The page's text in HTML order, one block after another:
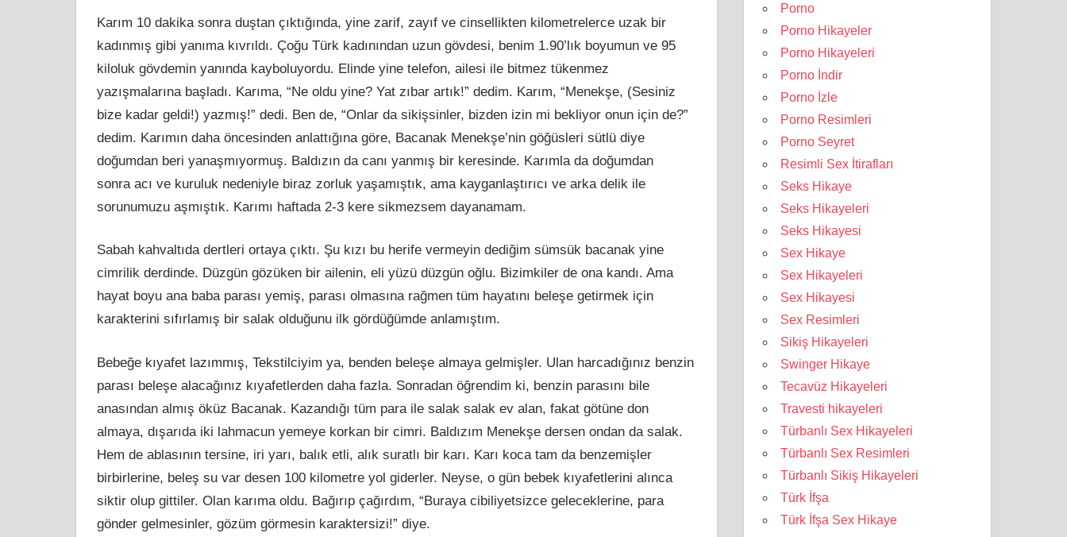
Karım 10 dakika sonra duştan çıktığında, yine zarif, zayıf ve cinsellikten kilometrelerce uzak bir
kadınmış gibi yanıma kıvrıldı. Çoğu Türk kadınından uzun gövdesi, benim 1.90’lık boyumun ve 95
kiloluk gövdemin yanında kayboluyordu. Elinde yine telefon, ailesi ile bitmez tükenmez
yazışmalarına başladı. Karıma, “Ne oldu yine? Yat zıbar artık!” dedim. Karım, “Menekşe, (Sesiniz
bize kadar geldi!) yazmış!” dedi. Ben de, “Onlar da sikişsinler, bizden izin mi bekliyor onun için de?”
dedim. Karımın daha öncesinden anlattığına göre, Bacanak Menekşe’nin göğüsleri sütlü diye
doğumdan beri yanaşmıyormuş. Baldızın da canı yanmış bir keresinde. Karımla da doğumdan
sonra acı ve kuruluk nedeniyle biraz zorluk yaşamıştık, ama kayganlaştırıcı ve arka delik ile
sorunumuzu aşmıştık. Karımı haftada 2-3 kere sikmezsem dayanamam.
Sabah kahvaltıda dertleri ortaya çıktı. Şukızı bu herife vermeyin dediğim sümsük bacanak yine
cimrilik derdinde. Düzgün gözüken bir ailenin, eli yüzü düzgün oğlu. Bizimkiler de ona kandı. Ama
hayat boyu ana baba parası yemiş, parası olmasına rağmen tüm hayatını beleşe getirmekiçin
karakterini sıfırlamış bir salak olduğunu ilk gördüğümde anlamıştım.
Bebeğe kıyafet lazımmış, Tekstilciyim ya, benden beleşe almaya gelmişler. Ulan harcadığınız benzin
parası beleşe alacağınız kıyafetlerden daha fazla. Sonradan öğrendim ki, benzin parasını bile
anasından almış öküz Bacanak. Kazandığı tüm para ile salak salak ev alan, fakat götüne don
almaya, dışarıda iki lahmacun yemeye korkan bir cimri. Baldızım Menekşe dersen ondan da salak.
Hem de ablasının tersine, iri yarı, balık etli, alık suratlı bir karı. Karı koca tam da benzemişler
birbirlerine, beleş suvar desen 100 kilometre yol giderler. Neyse, o gün bebek kıyafetlerini alınca
siktir olup gittiler. Olan karıma oldu. Bağırıp çağırdım, “Buraya cibiliyetsizce geleceklerine, para
gönder gelmesinler, gözüm görmesin karaktersizi!” diye.
Porno
Porno Hikayeler
Porno Hikayeleri
Porno İndir
Porno İzle
Porno Resimleri
Porno Seyret
Resimli Sex İtirafları
Seks Hikaye
Seks Hikayeleri
Seks Hikayesi
Sex Hikaye
Sex Hikayeleri
Sex Hikayesi
Sex Resimleri
Sikiş Hikayeleri
Swinger Hikaye
Tecavüz Hikayeleri
Travesti hikayeleri
Türbanlı Sex Hikayeleri
Türbanlı Sex Resimleri
Türbanlı Sikiş Hikayeleri
Türk İfşa
Türk İfşa Sex Hikaye